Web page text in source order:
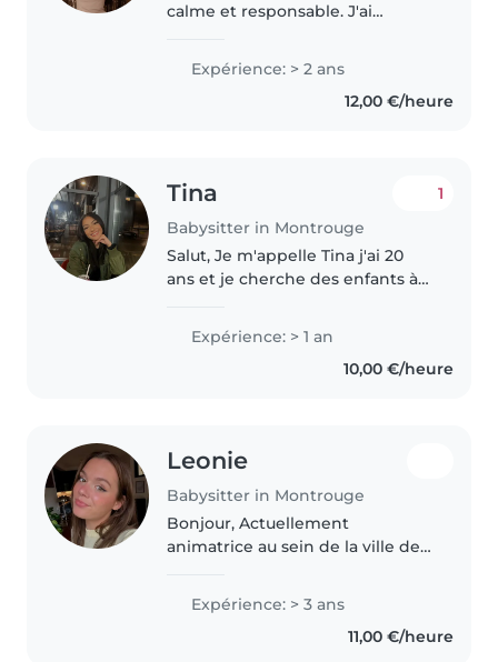
calme et responsable. J'ai
petits cousins, ce qui m'a appris
à être attentive à leurs besoins.
J'aime passer du temps..
Expérience: > 2 ans
12,00 €/heure
Tina
Babysitter in Montrouge
1
Salut, Je m'appelle Tina j'ai 20
ans et je cherche des enfants à
du baby-sitting toute la semaine
à n'importe quel heure. Je peux
m'occuper des petits,..
Expérience: > 1 an
10,00 €/heure
Leonie
Babysitter in Montrouge
Bonjour, Actuellement
animatrice au sein de la ville de
diplômée d'un master MEEF
pour être enseignante, ainsi que
Expérience: > 3 ans
11,00 €/heure